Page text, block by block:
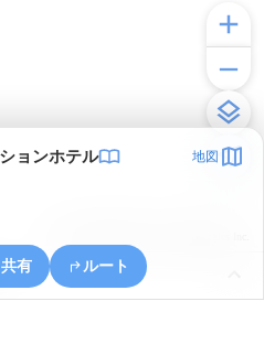
ョンホテル 地図
共有 ルート